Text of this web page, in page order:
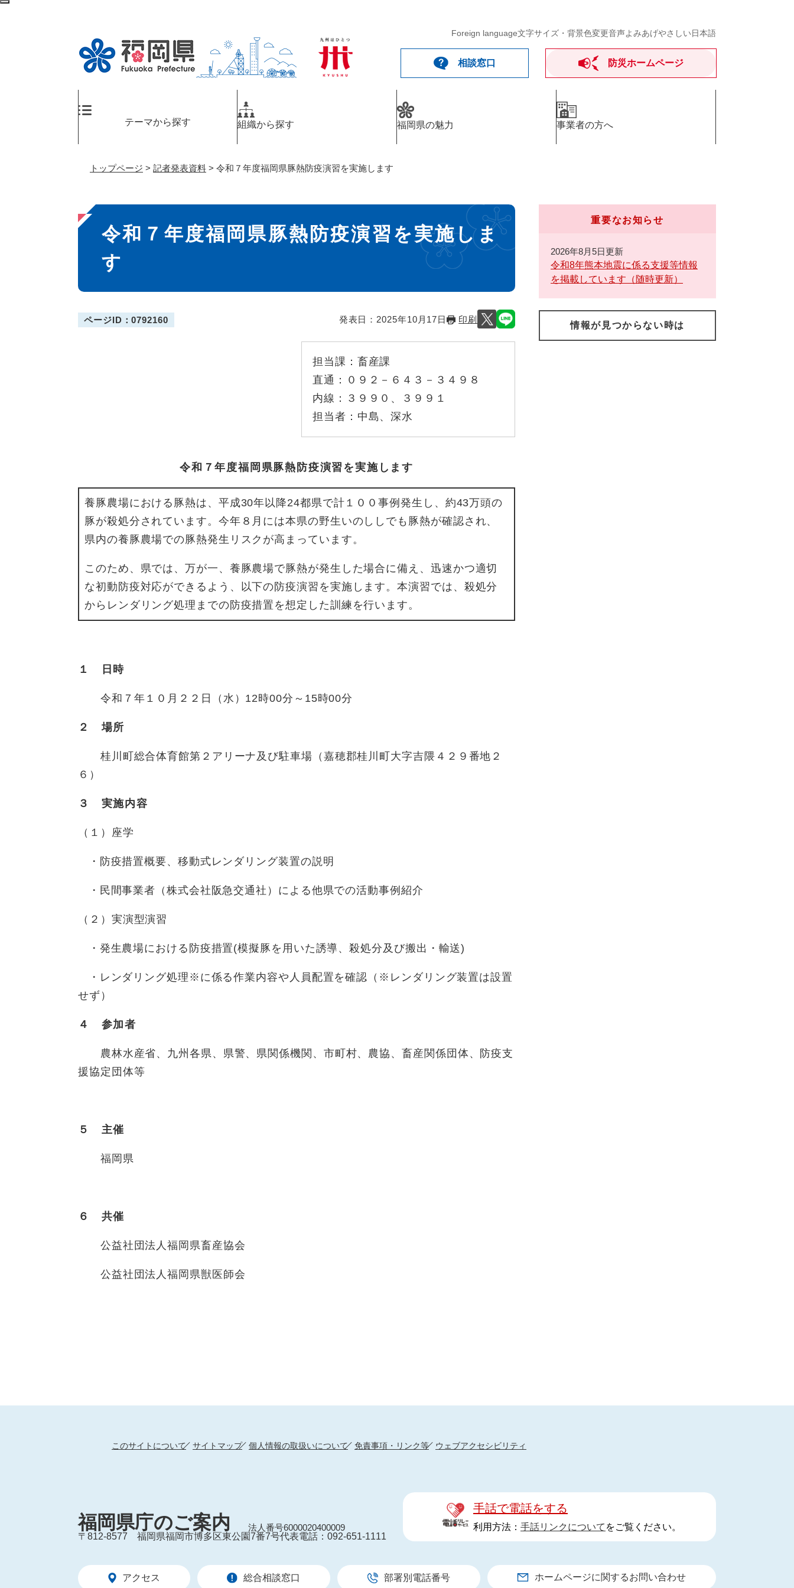
ペ
メ
Foreign language文字サイズ・背景色変更音声よみあげやさしい日本語
相談窓口 防災ホームページ
テーマから探す 組織から探す 福岡県の魅力 事業者の方へ
トップページ > 記者発表資料 > 令和７年度福岡県豚熱防疫演習を実施します
本
文
令和７年度福岡県豚熱防疫演習を実施しま
す
ページID：0792160 発表日： 2025年10月17日 印刷
担当課： 畜産課
直通：
０９２－６４３－３４９８
内線：
３９９０、３９９１
担当者： 中島、深水
令和７年度福岡県豚熱防疫演習を実施します
養豚農場における豚熱は、平成30年以降24都県で計１００事例発生し、約43万頭の
豚が殺処分されています。今年８月には本県の野生いのししでも豚熱が確認され、
県内の養豚農場での豚熱発生リスクが高まっています。
このため、県では、万が一、養豚農場で豚熱が発生した場合に備え、迅速かつ適切
な初動防疫対応ができるよう、以下の防疫演習を実施します。本演習では、殺処分
からレンダリング処理までの防疫措置を想定した訓練を行います。
１ 日時
令和７年１０月２２日（水）12時00分～15時00分
２場所
桂川町総合体育館第２アリーナ及び駐車場（嘉穂郡桂川町大字吉隈４２９番地２
６）
３ 実施内容
（１）座学
・防疫措置概要、移動式レンダリング装置の説明
・民間事業者（株式会社阪急交通社）による他県での活動事例紹介
（２）実演型演習
・発生農場における防疫措置(模擬豚を用いた誘導、殺処分及び搬出・輸送)
・レンダリング処理※に係る作業内容や人員配置を確認（※レンダリング装置は設置
せず）
４ 参加者
農林水産省、九州各県、県警、県関係機関、市町村、農協、畜産関係団体、防疫支
援協定団体等
５ 主催
福岡県
６ 共催
公益社団法人福岡県畜産協会
公益社団法人福岡県獣医師会
重要なお知らせ
2026年8月5日更新
令和8年熊本地震に係る支援等情報
を掲載しています（随時更新）
情報が見つからない時は
このサイトについて サイトマップ 個人情報の取扱いについて 免責事項・リンク等 ウェブアクセシビリティ
福岡県庁のご案内
法人番号6000020400009
〒812-8577
福岡県福岡市博多区東公園7番7号代表電話：092-651-1111
手話で電話をする
利用方法： 手話リンクについて をご覧ください。
アクセス 総合相談窓口 部署別電話番号 ホームページに関するお問い合わせ